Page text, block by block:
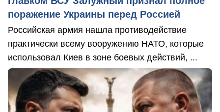
поражение Украины перед Россией
Российская армия нашла противодействие
практически всему вооружению НАТО, которые
использовал Киев в зоне боевых действий, ...